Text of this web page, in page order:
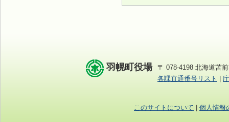
羽幌町役場
〒 078-4198 北海道苫
各課直通番号リスト
このサイトについて 個人情報